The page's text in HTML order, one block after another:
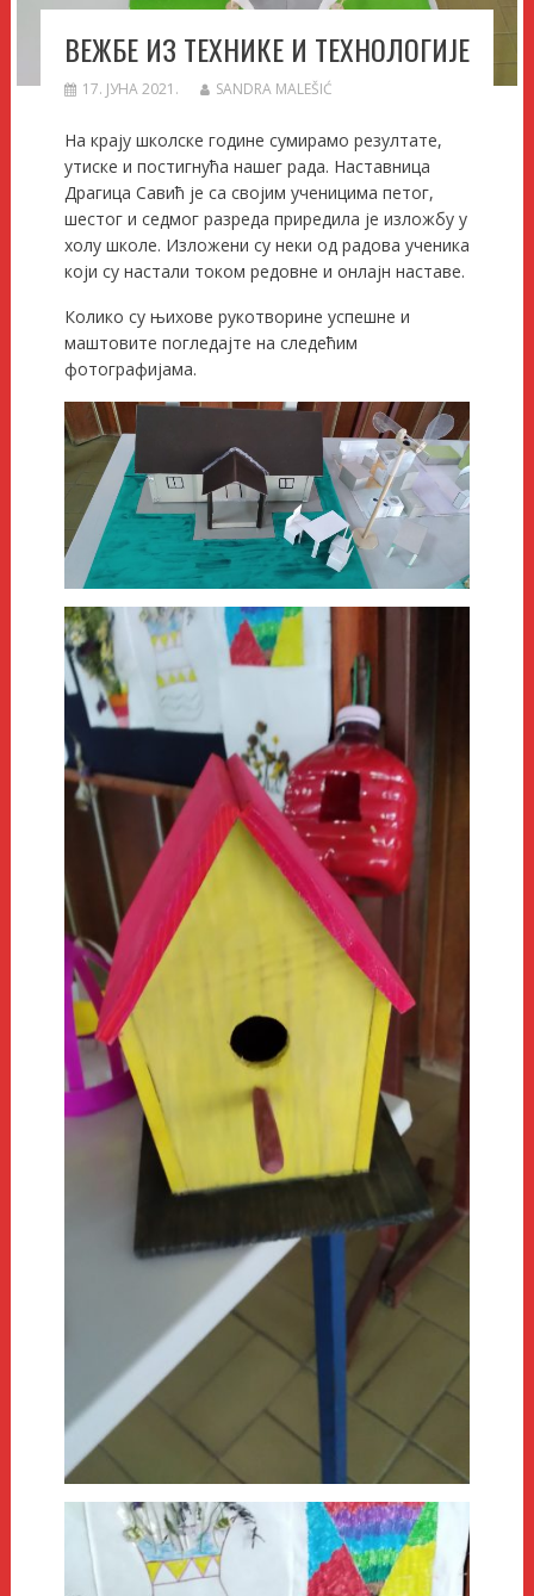
ВЕЖБЕ ИЗ ТЕХНИКЕ И ТЕХНОЛОГИЈЕ
17. ЈУНА 2021. SANDRA MALEŠIĆ
На крају школске године сумирамо резултате,
утиске и постигнућа нашег рада. Наставница
Драгица Савић је са својим ученицима петог,
шестог и седмог разреда приредила је изложбу у
холу школе. Изложени су неки од радова ученика
који су настали током редовне и онлајн наставе.
Колико су њихове рукотворине успешне и
маштовите погледајте на следећим
фотографијама.